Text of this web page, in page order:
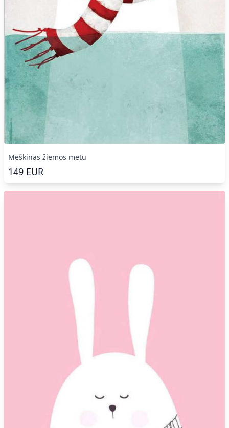
Meškinas žiemos metu
149 EUR